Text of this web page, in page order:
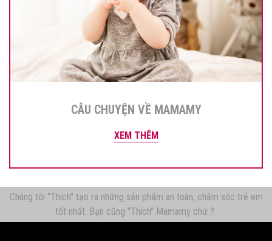
CÂU CHUYỆN VỀ MAMAMY
XEM THÊM
Chúng tôi "Thích" tạo ra những sản phẩm an toàn, chăm sóc trẻ em
tốt nhất. Bạn cũng "Thích" Mamamy chứ ?